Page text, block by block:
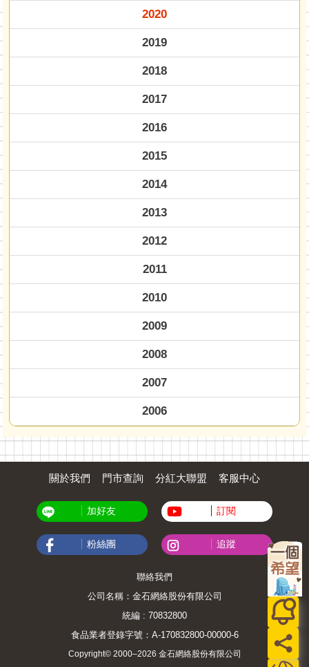
2020
2019
2018
2017
2016
2015
2014
2013
2012
2011
2010
2009
2008
2007
2006
關於我們 門市查詢 分紅大聯盟 客服中心
加好友 訂閱
粉絲團 追蹤
聯絡我們
公司名稱：金石網絡股份有限公司
統編 : 70832800
食品業者登錄字號：A-170832800-00000-6
Copyright© 2000–2026 金石網絡股份有限公司